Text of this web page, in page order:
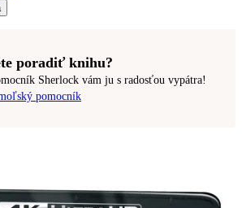
poradiť knihu?
Sherlock vám ju s radosťou vypátra!
pomocník